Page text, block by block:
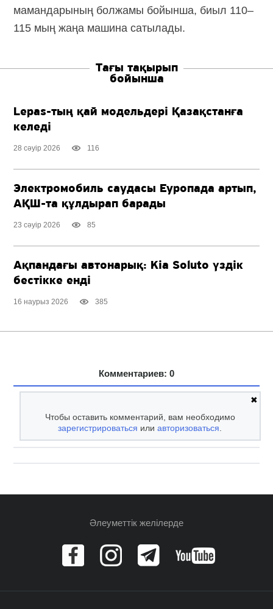
мамандарының болжамы бойынша, биыл 110–
115 мың жаңа машина сатылады.
Тағы тақырып
бойынша
Lepas-тың қай модельдері Қазақстанға
келеді
28 сәуір 2026 116
Электромобиль саудасы Еуропада артып,
АҚШ-та құлдырап барады
23 сәуір 2026 85
Ақпандағы автонарық: Kia Soluto үздік
бестікке енді
16 наурыз 2026 385
Комментариев: 0
✖
Чтобы оставить комментарий, вам необходимо
зарегистрироваться илиавторизоваться
Әлеуметтік желілерде